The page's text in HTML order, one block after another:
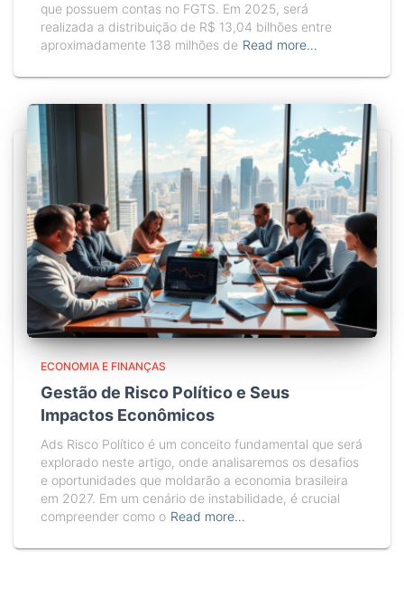
que possuem contas no FGTS. Em 2025, será
realizada a distribuição de R$ 13,04 bilhões entre
aproximadamente 138 milhões de Read more…
ECONOMIA E FINANÇAS
Gestão de Risco Político e Seus
Impactos Econômicos
Ads Risco Político é um conceito fundamental que será
explorado neste artigo, onde analisaremos os desafios
e oportunidades que moldarão a economia brasileira
em 2027. Em um cenário de instabilidade, é crucial
compreender como o Read more…